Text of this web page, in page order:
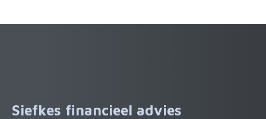
Siefkes financieel advies